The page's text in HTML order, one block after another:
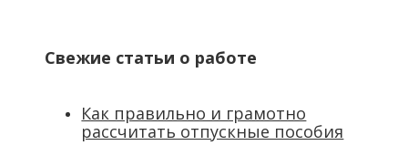
Свежие статьи о работе
Как правильно и грамотно
рассчитать отпускные пособия